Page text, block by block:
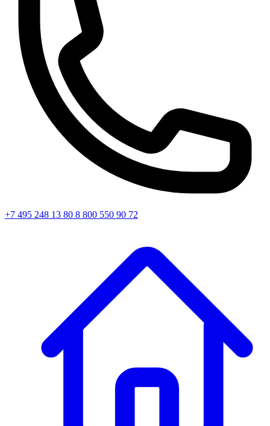
+7 495 248 13 80 8 800 550 90 72